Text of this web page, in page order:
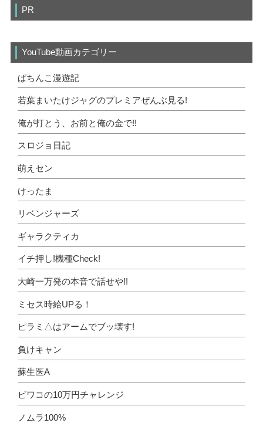
PR
YouTube動画カテゴリー
ぱちんこ漫遊記
若葉まいたけジャグのプレミアぜんぶ見る!
俺が打とう、お前と俺の金で!!
スロジョ日記
萌えセン
けったま
リベンジャーズ
ギャラクティカ
イチ押し!機種Check!
大崎一万発の本音で話せや!!
ミセス時給UPる！
ピラミ△はアームでブッ壊す!
負けキャン
蘇生医A
ビワコの10万円チャレンジ
ノムラ100%